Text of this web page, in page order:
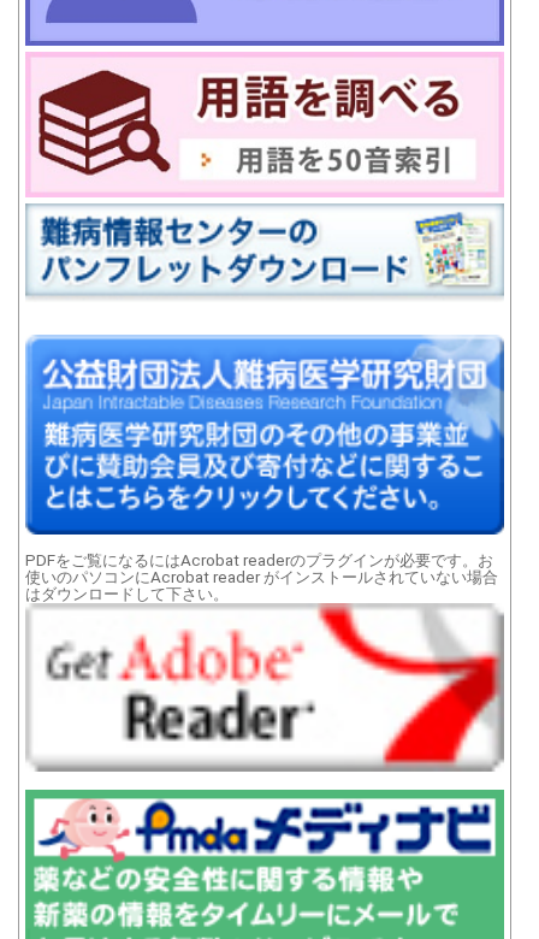
PDFをご覧になるにはAcrobat readerのプラグインが必要です。お
使いのパソコンにAcrobat reader がインストールされていない場合
はダウンロードして下さい。